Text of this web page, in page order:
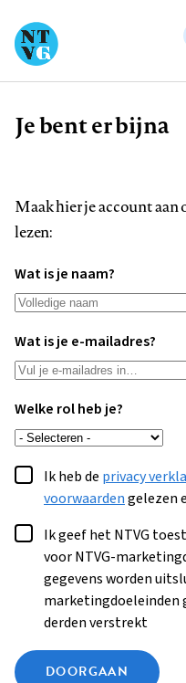
Kruimelpad
Je bent er bijna
Maak hier je account
lezen:
Wat is je naam?
Wat is je e-mailadres?
Welke rol heb je?
Ik heb de privacy
voorwaardengelezen
Ik geef het NTVG
voor NTVG-
gegevens worden
marketingdoeleinden
derden verstrekt
DOORGAAN